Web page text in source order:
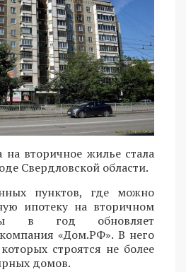
на вторичное жилье стала
Свердловской области.
пунктов, где можно
ипотеку на вторичном
в год обновляет
«Дом.РФ». В него
строятся не более
домов.